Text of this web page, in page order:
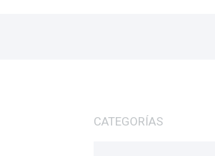
CATEGORÍAS